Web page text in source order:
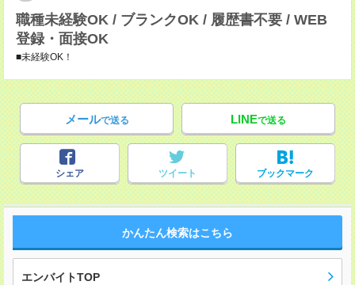
職種未経験OK / ブランクOK / 履歴書不要 / WEB
登録・面接OK
■未経験OK！
メールで送る LINEで送る
シェア ツイート ブックマーク
かんたん検索はこちら
エンバイトTOP